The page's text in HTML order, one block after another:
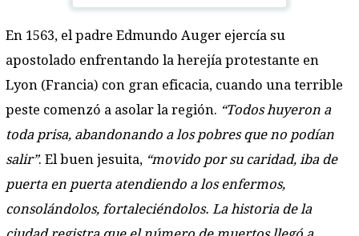
En 1563, el padre Edmundo Auger ejercía su
apostolado enfrentando la herejía protestante en
Lyon (Francia) con gran eficacia, cuando una terrible
peste comenzó a asolar la región. “Todos huyeron a
toda prisa, abandonando a los pobres que no podían
salir”. El buen jesuita, “movido por su caridad, iba de
puerta en puerta atendiendo a los enfermos,
consolándolos, fortaleciéndolos. La historia de la